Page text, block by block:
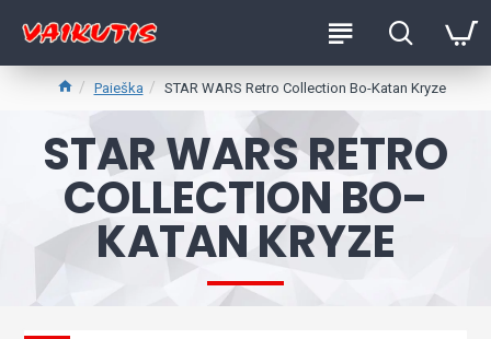
Paieška STAR WARS Retro Collection Bo-Katan Kryze
STAR WARS RETRO
COLLECTION BO-
KATAN KRYZE